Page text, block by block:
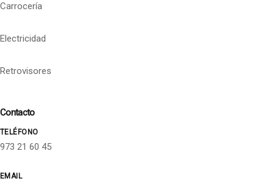
Carrocería
Electricidad
Retrovisores
Contacto
TELÉFONO
973 21 60 45
EMAIL